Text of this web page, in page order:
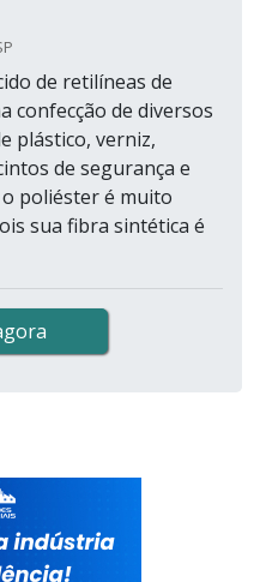
de retilíneas de
confecção de diversos
plástico, verniz,
de segurança e
poliéster é muito
sua fibra sintética é